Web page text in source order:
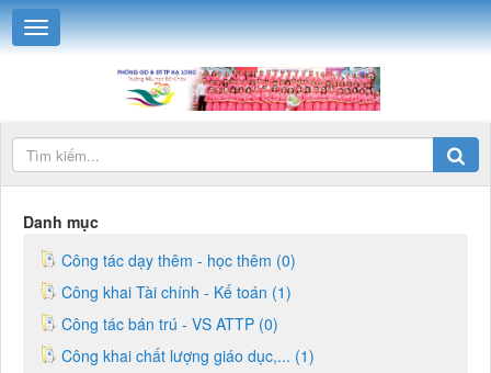
Danh mục
Công tác dạy thêm - học thêm (0)
Công khai Tài chính - Kế toán (1)
Công tác bán trú - VS ATTP (0)
Công khai chất lượng giáo dục,... (1)